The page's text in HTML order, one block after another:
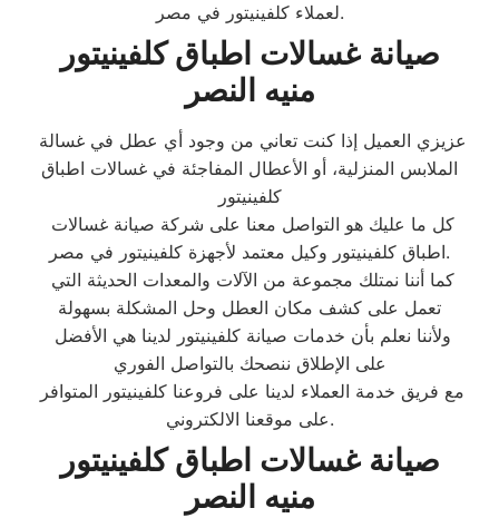
لعملاء كلفينيتور في مصر.
صيانة غسالات اطباق كلفينيتور
منيه النصر
الملابس المنزلية، أو الأعطال المفاجئة في غسالات اطباق
كلفينيتور
اطباق كلفينيتور وكيل معتمد لأجهزة كلفينيتور في مصر.
تعمل على كشف مكان العطل وحل المشكلة بسهولة
على الإطلاق ننصحك بالتواصل الفوري
على موقعنا الالكتروني.
صيانة غسالات اطباق كلفينيتور
منيه النصر